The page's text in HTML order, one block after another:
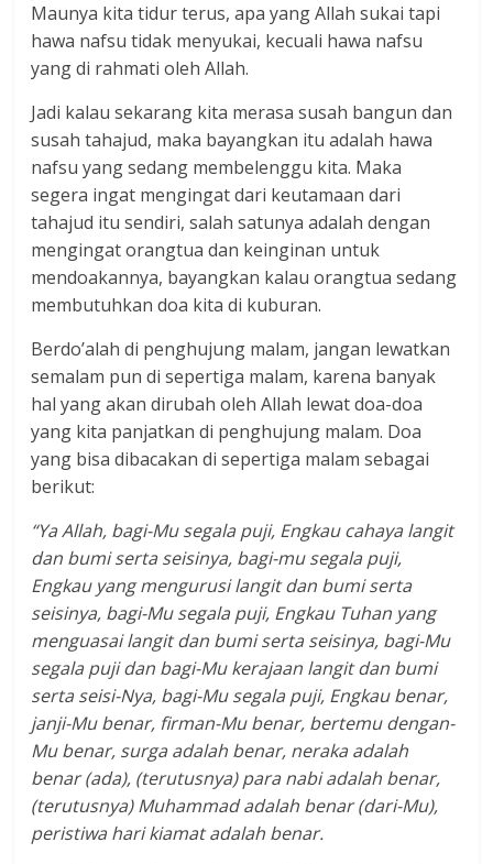
Maunya kita tidur terus, apa yang Allah sukai tapi
hawa nafsu tidak menyukai, kecuali hawa nafsu
yang di rahmati oleh Allah.
Jadi kalau sekarang kita merasa susah bangun dan
susah tahajud, maka bayangkan itu adalah hawa
nafsu yang sedang membelenggu kita. Maka
segera ingat mengingat dari keutamaan dari
tahajud itu sendiri, salah satunya adalah dengan
mengingat orangtua dan keinginan untuk
mendoakannya, bayangkan kalau orangtua sedang
membutuhkan doa kita di kuburan.
Berdo’alah di penghujung malam, jangan lewatkan
semalam pun di sepertiga malam, karena banyak
hal yang akan dirubah oleh Allah lewat doa-doa
yang kita panjatkan di penghujung malam. Doa
yang bisa dibacakan di sepertiga malam sebagai
berikut:
“Ya Allah, bagi-Mu segala puji, Engkau cahaya langit
dan bumi serta seisinya, bagi-mu segala puji,
Engkau yang mengurusi langit dan bumi serta
seisinya, bagi-Mu segala puji, Engkau Tuhan yang
menguasai langit dan bumi serta seisinya, bagi-Mu
segala puji dan bagi-Mu kerajaan langit dan bumi
serta seisi-Nya, bagi-Mu segala puji, Engkau benar,
janji-Mu benar, firman-Mu benar, bertemu dengan-
Mu benar, surga adalah benar, neraka adalah
benar (ada), (terutusnya) para nabi adalah benar,
(terutusnya) Muhammad adalah benar (dari-Mu),
peristiwa hari kiamat adalah benar.